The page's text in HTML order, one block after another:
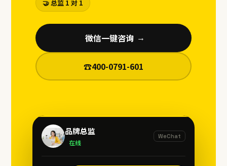
🤝 总监 1 对 1
微信一键咨询 →
☎400-0791-601
品牌总监
在线
WeChat